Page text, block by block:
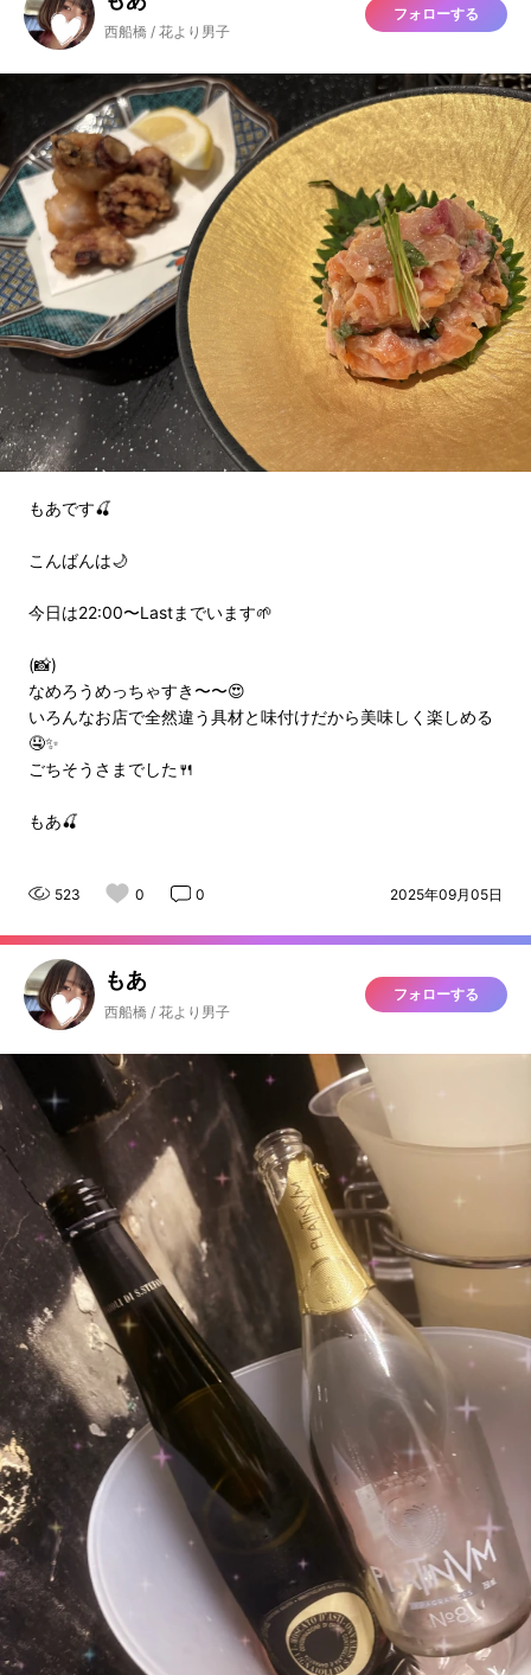
西船橋 / 花より男子
フォローする
もあです🍒
こんばんは🌙
今日は22:00〜Lastまでいます🌱
(📸)
なめろうめっちゃすき〜〜😍
いろんなお店で全然違う具材と味付けだから美味しく楽しめる
🤤✨
ごちそうさまでした🍴
もあ🍒
523 0 0 2025年09月05日
もあ
西船橋 / 花より男子
フォローする